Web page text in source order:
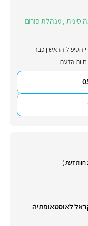
סינית,מנהלת פורום
הטיפול הראשון כבר
הדעת